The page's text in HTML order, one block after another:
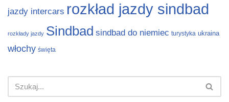
jazdy intercars rozkład jazdy sindbad
rozkłady jazdy Sindbad sindbad do niemiec turystyka ukraina
włochy święta